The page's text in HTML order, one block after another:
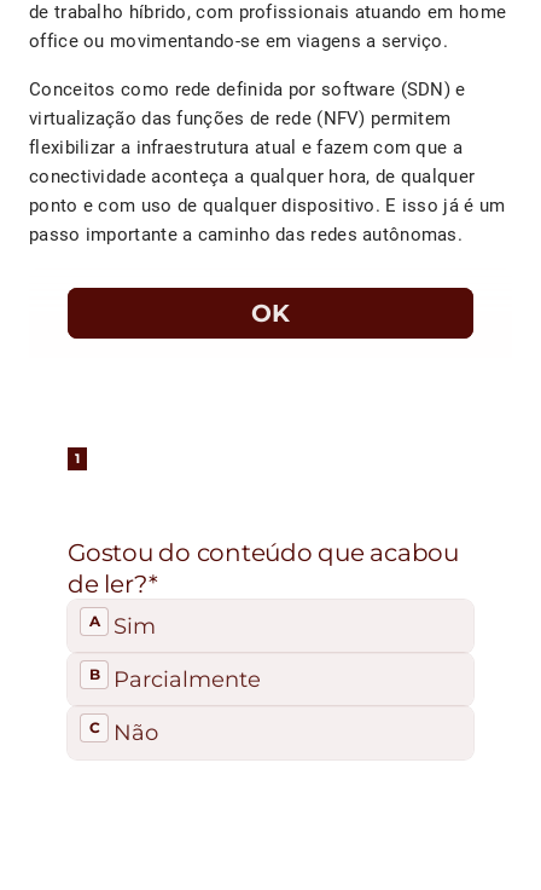
de trabalho híbrido, com profissionais atuando em home
office ou movimentando-se em viagens a serviço.
Conceitos como rede definida por software (SDN) e
virtualização das funções de rede (NFV) permitem
flexibilizar a infraestrutura atual e fazem com que a
conectividade aconteça a qualquer hora, de qualquer
ponto e com uso de qualquer dispositivo. E isso já é um
passo importante a caminho das redes autônomas.